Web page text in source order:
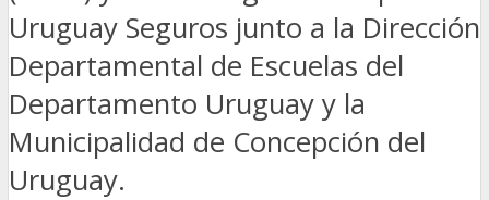
Uruguay Seguros junto a la Dirección
Departamental de Escuelas del
Departamento Uruguay y la
Municipalidad de Concepción del
Uruguay.